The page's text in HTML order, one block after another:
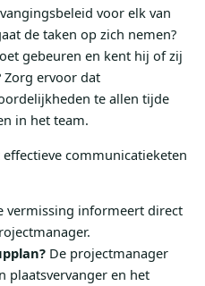
voor elk van
de taken op zich nemen?
gebeuren en kent hij of zij
Zorg ervoor dat
te allen tijde
in het team.
communicatieketen
vermissing informeert direct
De projectmanager
plaatsvervanger en het